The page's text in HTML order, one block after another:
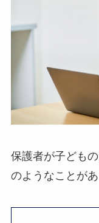
保護者が子ども
のようなことがあ